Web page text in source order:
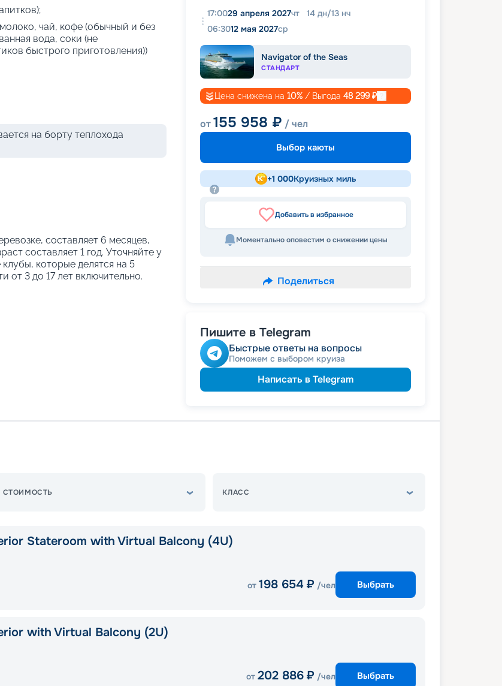
чай, кофе (обычный и без
вода, соки (не
быстрого приготовления))
на борту теплохода
составляет 6 месяцев,
составляет 1 год. Уточняйте у
которые делятся на 5
от 3 до 17 лет включительно.
17:0029 апреля 2027чт 14 дн/13 нч
06:3012 мая 2027ср
Navigator of the Seas
СТАНДАРТ
Цена снижена на 10% / Выгода 48 299₽
от155 958 ₽ / чел
Выбор каюты
+1 000Круизных миль
Добавить в избранное
Моментально оповестим о снижении цены
Поделиться
Пишите в Telegram
Быстрые ответы на вопросы
Поможем с выбором круиза
Написать в Telegram
СТОИМОСТЬ КЛАСС
Stateroom with Virtual Balcony (4U)
от 198 654 ₽ /чел Выбрать
with Virtual Balcony (2U)
от 202 886 ₽ /чел Выбрать